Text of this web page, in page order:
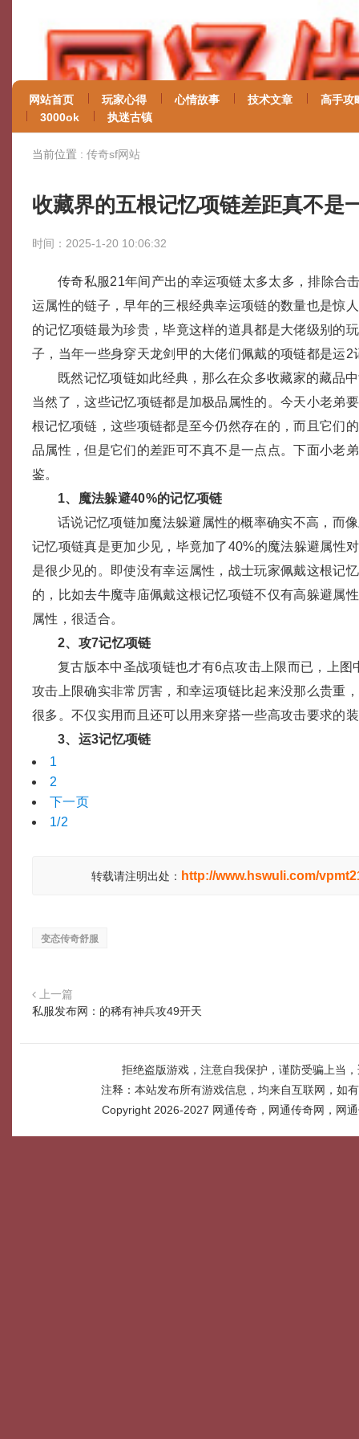
网站首页 玩家心得 心情故事 技术文章
高手攻
3000ok
执迷古镇
当前位置 : 传奇sf网站
收藏界的五根记忆项链差距真不是
时间：2025-1-20 10:06:32
传奇私服21年间产出的幸运项链太多太多，排除合
运属性的链子，早年的三根经典幸运项链的数量也是惊
的记忆项链最为珍贵，毕竟这样的道具都是大佬级别的
子，当年一些身穿天龙剑甲的大佬们佩戴的项链都是运2
既然记忆项链如此经典，那么在众多收藏家的藏品
当然了，这些记忆项链都是加极品属性的。今天小老弟
根记忆项链，这些项链都是至今仍然存在的，而且它们
品属性，但是它们的差距可不真不是一点点。下面小老
鉴。
1、魔法躲避40%的记忆项链
话说记忆项链加魔法躲避属性的概率确实不高，而
记忆项链真是更加少见，毕竟加了40%的魔法躲避属性
是很少见的。即使没有幸运属性，战士玩家佩戴这根记
的，比如去牛魔寺庙佩戴这根记忆项链不仅有高躲避属
属性，很适合。
2、攻7记忆项链
复古版本中圣战项链也才有6点攻击上限而已，上图
攻击上限确实非常厉害，和幸运项链比起来没那么贵重
很多。不仅实用而且还可以用来穿搭一些高攻击要求的
3、运3记忆项链
1
2
下一页
1/2
转载请注明出处： http://www.hswuli.com/
变态传奇舒服
上一篇
私服发布网：的稀有神兵攻49开天
拒绝盗版游戏，注意自我保护，谨防受骗上当
注释：本站发布所有游戏信息，均来自互联网，如
Copyright 2026-2027 网通传奇，网通传奇网，网